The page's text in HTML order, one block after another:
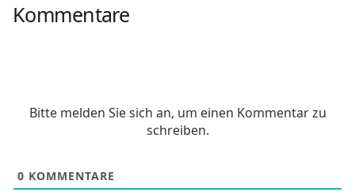
Kommentare
Bitte melden Sie sich an, um einen Kommentar zu
schreiben.
0 KOMMENTARE